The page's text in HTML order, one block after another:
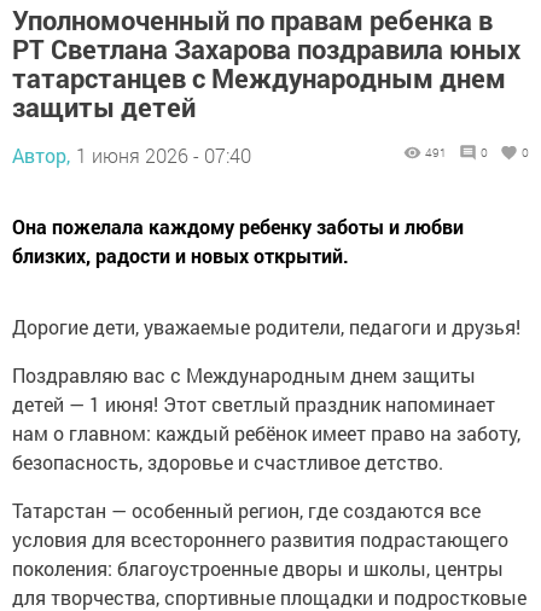
Уполномоченный по правам ребенка в
РТ Светлана Захарова поздравила юных
татарстанцев с Международным днем
защиты детей
Автор, 1 июня 2026 - 07:40 491 0 0
Она пожелала каждому ребенку заботы и любви
близких, радости и новых открытий.
Дорогие дети, уважаемые родители, педагоги и друзья!
Поздравляю вас с Международным днем защиты
детей — 1 июня! Этот светлый праздник напоминает
нам о главном: каждый ребёнок имеет право на заботу,
безопасность, здоровье и счастливое детство.
Татарстан — особенный регион, где создаются все
условия для всестороннего развития подрастающего
поколения: благоустроенные дворы и школы, центры
для творчества, спортивные площадки и подростковые